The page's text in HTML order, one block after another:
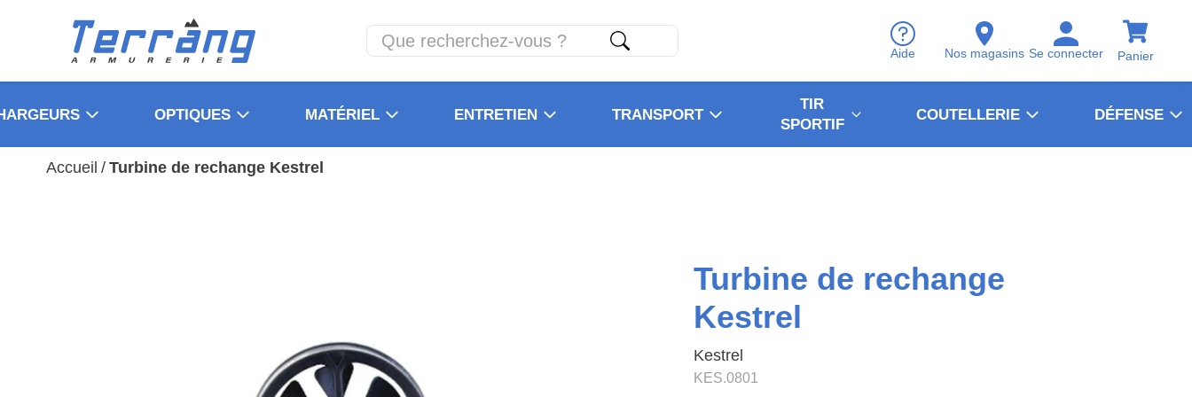
Aide Nos magasins Se connecter Panier
OPTIQUES MATÉRIEL ENTRETIEN TRANSPORT
TIR
SPORTIF
COUTELLERIE DÉFENSE
Accueil / Turbine de rechange Kestrel
Turbine de rechange
Kestrel
Kestrel
KES.0801